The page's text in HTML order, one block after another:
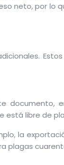
neto, por lo
está libre de
la
plagas